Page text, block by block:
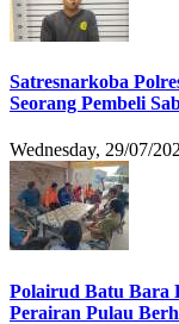
Satresnarkoba
Seorang Pembeli
Wednesday, 29/07/
Polairud Batu Bara
Perairan Pulau